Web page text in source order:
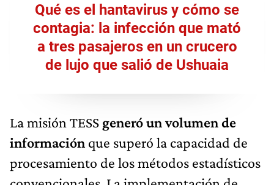
Qué es el hantavirus y cómo se
contagia: la infección que mató
a tres pasajeros en un crucero
de lujo que salió de Ushuaia
La misión TESS generó un volumen de
información que superó la capacidad de
procesamiento de los métodos estadísticos